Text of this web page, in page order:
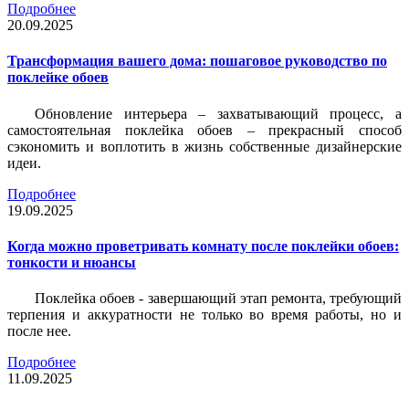
Подробнее
20.09.2025
Трансформация вашего дома: пошаговое руководство по
поклейке обоев
Обновление интерьера – захватывающий процесс, а
самостоятельная поклейка обоев – прекрасный способ
сэкономить и воплотить в жизнь собственные дизайнерские
идеи.
Подробнее
19.09.2025
Когда можно проветривать комнату после поклейки обоев:
тонкости и нюансы
Поклейка обоев - завершающий этап ремонта, требующий
терпения и аккуратности не только во время работы, но и
после нее.
Подробнее
11.09.2025